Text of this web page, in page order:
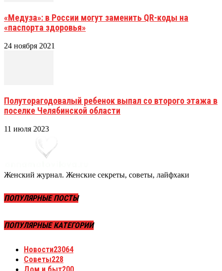
«Медуза»: в России могут заменить QR-коды на
«паспорта здоровья»
24 ноября 2021
Полуторагодовалый ребенок выпал со второго этажа в
поселке Челябинской области
11 июля 2023
Женский журнал. Женские секреты, советы, лайфхаки
ПОПУЛЯРНЫЕ ПОСТЫ
ПОПУЛЯРНЫЕ КАТЕГОРИИ
Новости23064
Советы228